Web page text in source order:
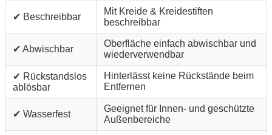
✔ Beschreibbar
Mit Kreide & Kreidestiften
beschreibbar
✔ Abwischbar
Oberfläche einfach abwischbar und
wiederverwendbar
✔ Rückstandslos
ablösbar
Hinterlässt keine Rückstände beim
Entfernen
✔ Wasserfest
Geeignet für Innen- und geschützte
Außenbereiche